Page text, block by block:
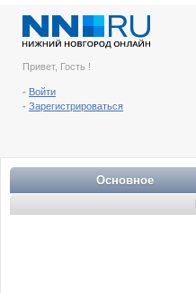
Привет, Гость !
- Войти
- Зарегистрироваться
Основное